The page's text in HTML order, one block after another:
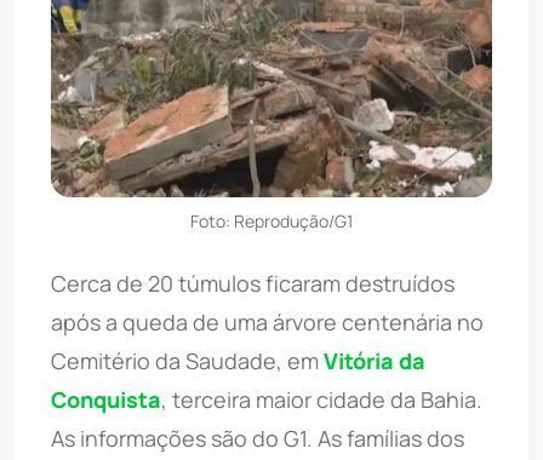
Foto: Reprodução/G1
Cerca de 20 túmulos ficaram destruídos
após a queda de uma árvore centenária no
Cemitério da Saudade, emVitória da
Conquista, terceira maior cidade da Bahia.
As informações são do G1. As famílias dos